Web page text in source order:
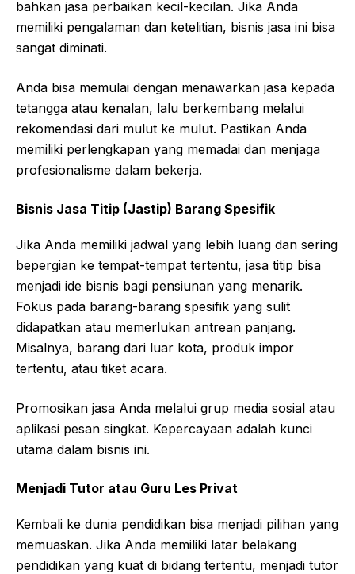
bahkan jasa perbaikan kecil-kecilan. Jika Anda
memiliki pengalaman dan ketelitian, bisnis jasa ini bisa
sangat diminati.
Anda bisa memulai dengan menawarkan jasa kepada
tetangga atau kenalan, lalu berkembang melalui
rekomendasi dari mulut ke mulut. Pastikan Anda
memiliki perlengkapan yang memadai dan menjaga
profesionalisme dalam bekerja.
Bisnis Jasa Titip (Jastip) Barang Spesifik
Jika Anda memiliki jadwal yang lebih luang dan sering
bepergian ke tempat-tempat tertentu, jasa titip bisa
menjadi ide bisnis bagi pensiunan yang menarik.
Fokus pada barang-barang spesifik yang sulit
didapatkan atau memerlukan antrean panjang.
Misalnya, barang dari luar kota, produk impor
tertentu, atau tiket acara.
Promosikan jasa Anda melalui grup media sosial atau
aplikasi pesan singkat. Kepercayaan adalah kunci
utama dalam bisnis ini.
Menjadi Tutor atau Guru Les Privat
Kembali ke dunia pendidikan bisa menjadi pilihan yang
memuaskan. Jika Anda memiliki latar belakang
pendidikan yang kuat di bidang tertentu, menjadi tutor